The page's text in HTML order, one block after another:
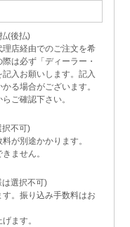
(後払)
店経由でのご注文を希
は必ず「ディーラー・
入お願いします。記入
る場合がございます。
ご確認下さい。
不可)
が別途かかります。
ません。
選択不可)
。振り込み手数料はお
ます。